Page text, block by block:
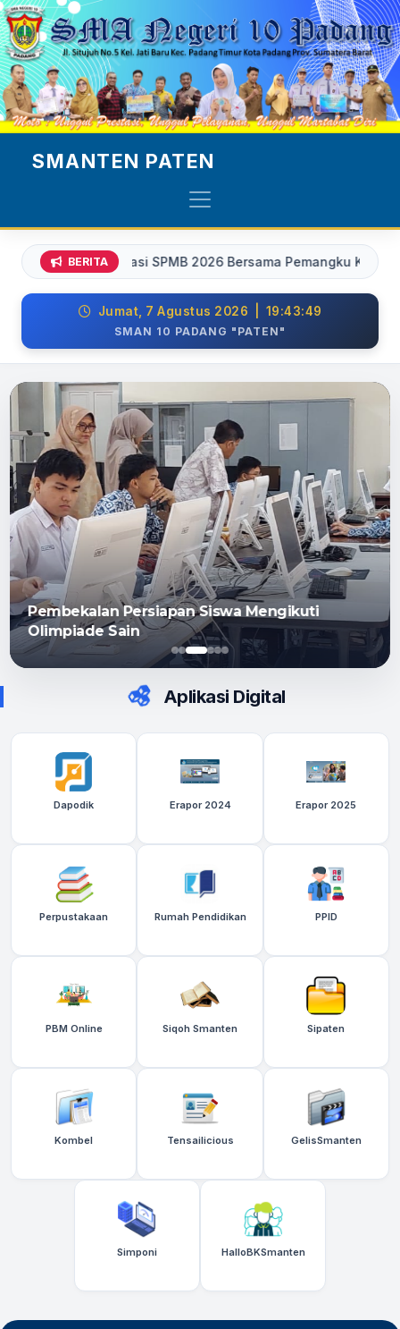
SMANTEN PATEN
BERITA
SPMB 2026 Bersama Pemangku Kepentingan
Jumat, 7 Agustus 2026 | 19:43:52
SMAN 10 PADANG "PATEN"
Pembekalan Persiapan Siswa Mengikuti
Olimpiade Sain
Aplikasi Digital
Dapodik Erapor 2024 Erapor 2025
Perpustakaan Rumah Pendidikan PPID
PBM Online Siqoh Smanten Sipaten
Kombel Tensailicious GelisSmanten
Simponi HalloBKSmanten